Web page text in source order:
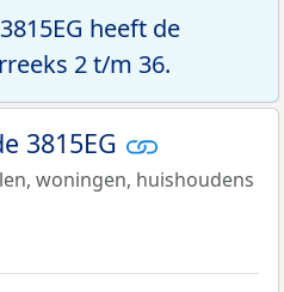
heeft de
2 t/m 36.
3815EG
woningen, huishoudens